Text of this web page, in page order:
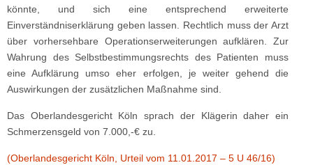
könnte, und sich eine entsprechend erweiterte
Einverständniserklärung geben lassen. Rechtlich muss der Arzt
über vorhersehbare Operationserweiterungen aufklären. Zur
Wahrung des Selbstbestimmungsrechts des Patienten muss
eine Aufklärung umso eher erfolgen, je weiter gehend die
Auswirkungen der zusätzlichen Maßnahme sind.
Das Oberlandesgericht Köln sprach der Klägerin daher ein
Schmerzensgeld von 7.000,-€ zu.
(Oberlandesgericht Köln, Urteil vom 11.01.2017 – 5 U 46/16)